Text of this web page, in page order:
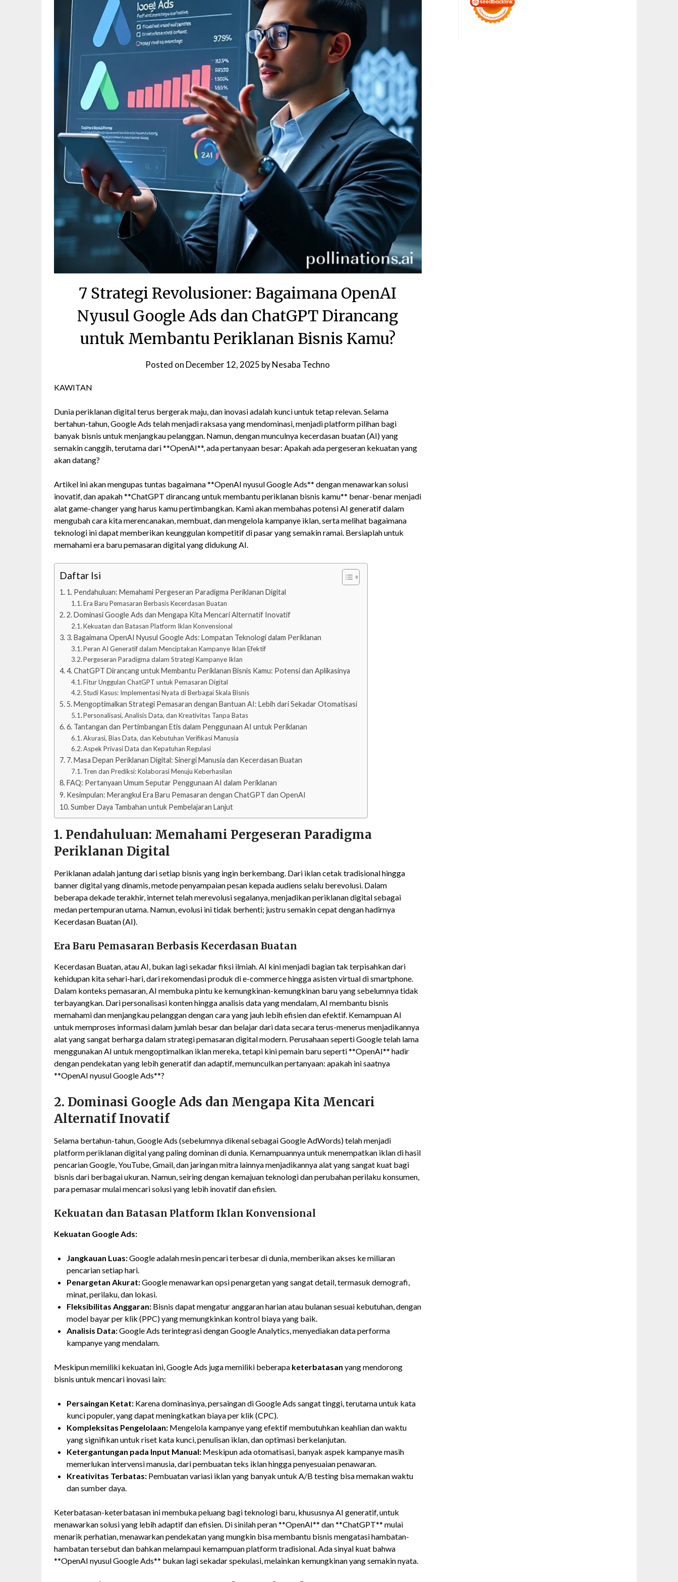
7 Strategi Revolusioner: Bagaimana OpenAI
Nyusul Google Ads dan ChatGPT Dirancang
untuk Membantu Periklanan Bisnis Kamu?
Posted on December 12, 2025 byNesaba Techno
KAWITAN
Dunia periklanan digital terus bergerak maju, dan inovasi adalah kunci untuk tetap relevan. Selama
bertahun-tahun, Google Ads telah menjadi raksasa yang mendominasi, menjadi platform pilihan bagi
banyak bisnis untuk menjangkau pelanggan. Namun, dengan munculnya kecerdasan buatan (AI) yang
semakin canggih, terutama dari **OpenAI**, ada pertanyaan besar: Apakah ada pergeseran kekuatan yang
akan datang?
Artikel ini akan mengupas tuntas bagaimana **OpenAI nyusul Google Ads** dengan menawarkan solusi
inovatif, dan apakah **ChatGPT dirancang untuk membantu periklanan bisnis kamu** benar-benar menjadi
alat game-changer yang harus kamu pertimbangkan. Kami akan membahas potensi AI generatif dalam
mengubah cara kita merencanakan, membuat, dan mengelola kampanye iklan, serta melihat bagaimana
teknologi ini dapat memberikan keunggulan kompetitif di pasar yang semakin ramai. Bersiaplah untuk
memahami era baru pemasaran digital yang didukung AI.
Daftar Isi
1. Pendahuluan: Memahami Pergeseran Paradigma Periklanan Digital
Era Baru Pemasaran Berbasis Kecerdasan Buatan
2. Dominasi Google Ads dan Mengapa Kita Mencari Alternatif Inovatif
Kekuatan dan Batasan Platform Iklan Konvensional
3. Bagaimana OpenAI Nyusul Google Ads: Lompatan Teknologi dalam Periklanan
Peran AI Generatif dalam Menciptakan Kampanye Iklan Efektif
Pergeseran Paradigma dalam Strategi Kampanye Iklan
4. ChatGPT Dirancang untuk Membantu Periklanan Bisnis Kamu: Potensi dan Aplikasinya
Fitur Unggulan ChatGPT untuk Pemasaran Digital
Studi Kasus: Implementasi Nyata di Berbagai Skala Bisnis
5. Mengoptimalkan Strategi Pemasaran dengan Bantuan AI: Lebih dari Sekadar Otomatisasi
Personalisasi, Analisis Data, dan Kreativitas Tanpa Batas
6. Tantangan dan Pertimbangan Etis dalam Penggunaan AI untuk Periklanan
Akurasi, Bias Data, dan Kebutuhan Verifikasi Manusia
Aspek Privasi Data dan Kepatuhan Regulasi
7. Masa Depan Periklanan Digital: Sinergi Manusia dan Kecerdasan Buatan
Tren dan Prediksi: Kolaborasi Menuju Keberhasilan
FAQ: Pertanyaan Umum Seputar Penggunaan AI dalam Periklanan
Kesimpulan: Merangkul Era Baru Pemasaran dengan ChatGPT dan OpenAI
Sumber Daya Tambahan untuk Pembelajaran Lanjut
1. Pendahuluan: Memahami Pergeseran Paradigma
Periklanan Digital
Periklanan adalah jantung dari setiap bisnis yang ingin berkembang. Dari iklan cetak tradisional hingga
banner digital yang dinamis, metode penyampaian pesan kepada audiens selalu berevolusi. Dalam
beberapa dekade terakhir, internet telah merevolusi segalanya, menjadikan periklanan digital sebagai
medan pertempuran utama. Namun, evolusi ini tidak berhenti; justru semakin cepat dengan hadirnya
Kecerdasan Buatan (AI).
Era Baru Pemasaran Berbasis Kecerdasan Buatan
Kecerdasan Buatan, atau AI, bukan lagi sekadar fiksi ilmiah. AI kini menjadi bagian tak terpisahkan dari
kehidupan kita sehari-hari, dari rekomendasi produk di e-commerce hingga asisten virtual di smartphone.
Dalam konteks pemasaran, AI membuka pintu ke kemungkinan-kemungkinan baru yang sebelumnya tidak
terbayangkan. Dari personalisasi konten hingga analisis data yang mendalam, AI membantu bisnis
memahami dan menjangkau pelanggan dengan cara yang jauh lebih efisien dan efektif. Kemampuan AI
untuk memproses informasi dalam jumlah besar dan belajar dari data secara terus-menerus menjadikannya
alat yang sangat berharga dalam strategi pemasaran digital modern. Perusahaan seperti Google telah lama
menggunakan AI untuk mengoptimalkan iklan mereka, tetapi kini pemain baru seperti **OpenAI** hadir
dengan pendekatan yang lebih generatif dan adaptif, memunculkan pertanyaan: apakah ini saatnya
**OpenAI nyusul Google Ads**?
2. Dominasi Google Ads dan Mengapa Kita Mencari
Alternatif Inovatif
Selama bertahun-tahun, Google Ads (sebelumnya dikenal sebagai Google AdWords) telah menjadi
platform periklanan digital yang paling dominan di dunia. Kemampuannya untuk menempatkan iklan di hasil
pencarian Google, YouTube, Gmail, dan jaringan mitra lainnya menjadikannya alat yang sangat kuat bagi
bisnis dari berbagai ukuran. Namun, seiring dengan kemajuan teknologi dan perubahan perilaku konsumen,
para pemasar mulai mencari solusi yang lebih inovatif dan efisien.
Kekuatan dan Batasan Platform Iklan Konvensional
Kekuatan Google Ads:
Jangkauan Luas:Google adalah mesin pencari terbesar di dunia, memberikan akses ke miliaran
pencarian setiap hari.
Penargetan Akurat:Google menawarkan opsi penargetan yang sangat detail, termasuk demografi,
minat, perilaku, dan lokasi.
Fleksibilitas Anggaran: Bisnis dapat mengatur anggaran harian atau bulanan sesuai kebutuhan, dengan
model bayar per klik (PPC) yang memungkinkan kontrol biaya yang baik.
Analisis Data:Google Ads terintegrasi dengan Google Analytics, menyediakan data performa
kampanye yang mendalam.
Meskipun memiliki kekuatan ini, Google Ads juga memiliki beberapa keterbatasan yang mendorong
bisnis untuk mencari inovasi lain:
Persaingan Ketat: Karena dominasinya, persaingan di Google Ads sangat tinggi, terutama untuk kata
kunci populer, yang dapat meningkatkan biaya per klik (CPC).
Kompleksitas Pengelolaan: Mengelola kampanye yang efektif membutuhkan keahlian dan waktu
yang signifikan untuk riset kata kunci, penulisan iklan, dan optimasi berkelanjutan.
Ketergantungan pada Input Manual: Meskipun ada otomatisasi, banyak aspek kampanye masih
memerlukan intervensi manusia, dari pembuatan teks iklan hingga penyesuaian penawaran.
Kreativitas Terbatas: Pembuatan variasi iklan yang banyak untuk A/B testing bisa memakan waktu
dan sumber daya.
Keterbatasan-keterbatasan ini membuka peluang bagi teknologi baru, khususnya AI generatif, untuk
menawarkan solusi yang lebih adaptif dan efisien. Di sinilah peran **OpenAI** dan **ChatGPT** mulai
menarik perhatian, menawarkan pendekatan yang mungkin bisa membantu bisnis mengatasi hambatan-
hambatan tersebut dan bahkan melampaui kemampuan platform tradisional. Ada sinyal kuat bahwa
**OpenAI nyusul Google Ads** bukan lagi sekadar spekulasi, melainkan kemungkinan yang semakin nyata.